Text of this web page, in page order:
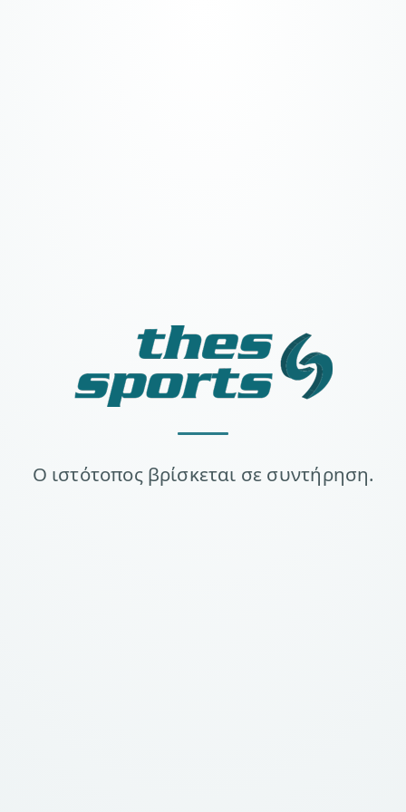
Ο ιστότοπος βρίσκεται σε συντήρηση.